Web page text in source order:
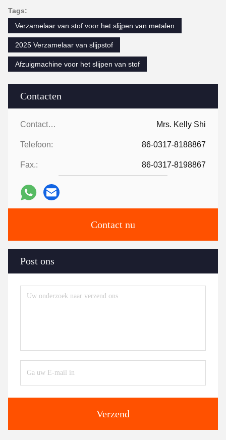
Contacten
Contacten: Mrs. Kelly Shi
Telefoon: 86-0317-8188867
Fax.: 86-0317-8198867
Contact nu
Post ons
Verzend
Tags:
Verzamelaar van stof voor het slijpen van metalen
2025 Verzamelaar van slijpstof
Afzuigmachine voor het slijpen van stof